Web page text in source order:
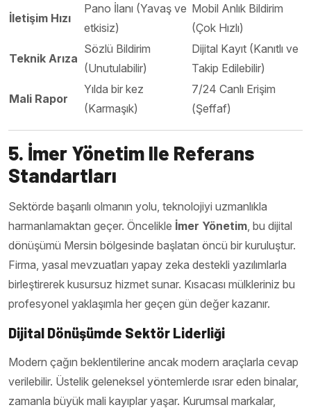
İletişim Hızı
Pano İlanı (Yavaş ve
etkisiz)
Mobil Anlık Bildirim
(Çok Hızlı)
Teknik Arıza
Sözlü Bildirim
(Unutulabilir)
Dijital Kayıt (Kanıtlı ve
Takip Edilebilir)
Mali Rapor
Yılda bir kez
(Karmaşık)
7/24 Canlı Erişim
(Şeffaf)
5. İmer Yönetim Ile Referans
Standartları
Sektörde başarılı olmanın yolu, teknolojiyi uzmanlıkla
harmanlamaktan geçer. Öncelikle İmer Yönetim , bu dijital
dönüşümü Mersin bölgesinde başlatan öncü bir kuruluştur.
Firma, yasal mevzuatları yapay zeka destekli yazılımlarla
birleştirerek kusursuz hizmet sunar. Kısacası mülkleriniz bu
profesyonel yaklaşımla her geçen gün değer kazanır.
Dijital Dönüşümde Sektör Liderliği
Modern çağın beklentilerine ancak modern araçlarla cevap
verilebilir. Üstelik geleneksel yöntemlerde ısrar eden binalar,
zamanla büyük mali kayıplar yaşar. Kurumsal markalar,